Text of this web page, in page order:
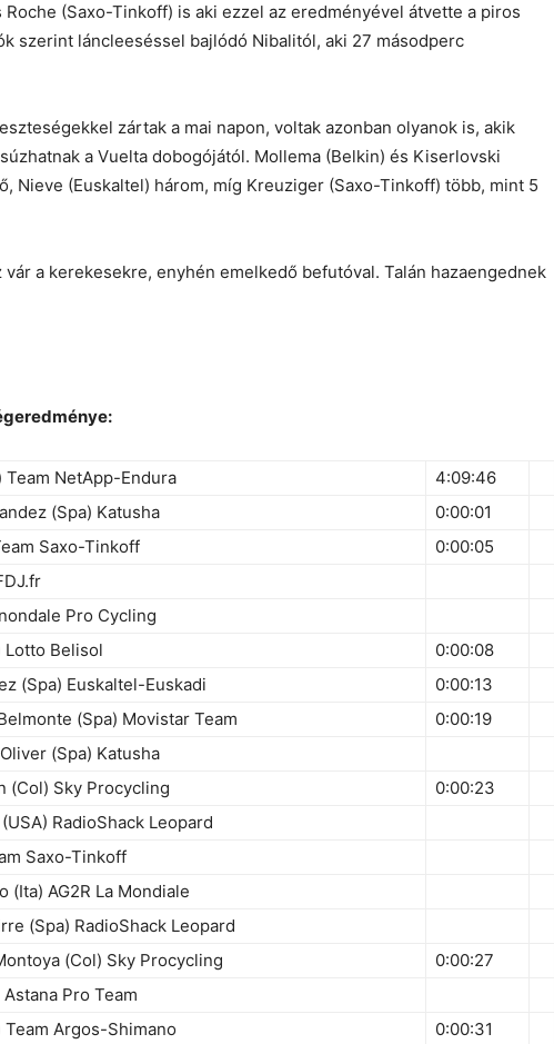
Roche (Saxo-Tinkoff) is aki ezzel az eredményével átvette a piros
szerint láncleeséssel bajlódó Nibalitól, aki 27 másodperc
zártak a mai napon, voltak azonban olyanok is, akik
a Vuelta dobogójától. Mollema (Belkin) és Kiserlovski
Nieve (Euskaltel) három, míg Kreuziger (Saxo-Tinkoff) több, mint 5
vár a kerekesekre, enyhén emelkedő befutóval. Talán hazaengednek
Team NetApp-Endura
4:09:46
(Spa) Katusha
0:00:01
Saxo-Tinkoff
0:00:05
Pro Cycling
Lotto Belisol
0:00:08
(Spa) Euskaltel-Euskadi
0:00:13
(Spa) Movistar Team
0:00:19
(Spa) Katusha
(Col) Sky Procycling
0:00:23
RadioShack Leopard
Saxo-Tinkoff
(Ita) AG2R La Mondiale
(Spa) RadioShack Leopard
(Col) Sky Procycling
0:00:27
Pro Team
Argos-Shimano
0:00:31